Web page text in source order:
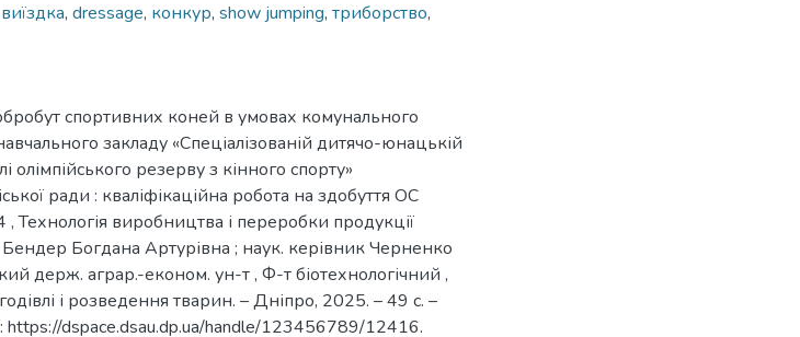
виїздка, dressage, конкур, show jumping, триборство,
спортивних коней в умовах комунального
закладу «Спеціалізованій дитячо-юнацькій
олімпійського резерву з кінного спорту»
ради : кваліфікаційна робота на здобуття ОС
, Технологія виробництва і переробки продукції
Богдана Артурівна ; наук. керівник Черненко
держ. аграр.-економ. ун-т , Ф-т біотехнологічний ,
і розведення тварин. – Дніпро, 2025. – 49 с. –
https://dspace.dsau.dp.ua/handle/123456789/12416.